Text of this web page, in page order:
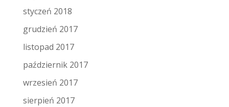
styczeń 2018
grudzień 2017
listopad 2017
październik 2017
wrzesień 2017
sierpień 2017